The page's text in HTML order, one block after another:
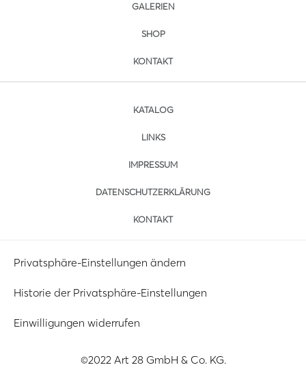
GALERIEN
SHOP
KONTAKT
KATALOG
LINKS
IMPRESSUM
DATENSCHUTZERKLÄRUNG
KONTAKT
Privatsphäre-Einstellungen ändern
Historie der Privatsphäre-Einstellungen
Einwilligungen widerrufen
©2022 Art 28 GmbH & Co. KG.